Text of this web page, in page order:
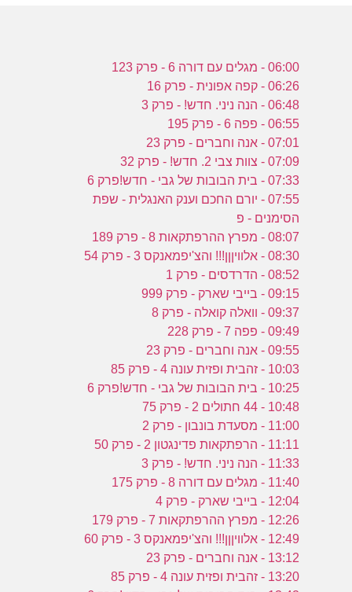
06:00 - מגלים עם דורה 6 - פרק 123
06:26 - קפה אפונית - פרק 16
06:48 - הנה ניני. חדש! - פרק 3
06:55 - פפה 6 - פרק 195
07:01 - אנה וחברים - פרק 23
07:09 - צוות צבי 2. חדש! - פרק 32
07:33 - בית הבובות של גבי - חדש!פרק 6
07:55 - יורם החכם וענק האנגלית - שפת
הסימנים - פ
08:07 - מפרץ ההרפתקאות 8 - פרק 189
08:30 - אלוויןןן!!! והצ'יפמאנקס 3 - פרק 54
08:52 - הדרדסים - פרק 1
09:15 - בייבי שארק - פרק 999
09:37 - וואלה קואלה - פרק 8
09:49 - פפה 7 - פרק 228
09:55 - אנה וחברים - פרק 23
10:03 - זהבית ופזית עונה 4 - פרק 85
10:25 - בית הבובות של גבי - חדש!פרק 6
10:48 - 44 חתולים 2 - פרק 75
11:00 - מסעדת בונבון - פרק 2
11:11 - הרפתקאות פדינגטון 2 - פרק 50
11:33 - הנה ניני. חדש! - פרק 3
11:40 - מגלים עם דורה 8 - פרק 175
12:04 - בייבי שארק - פרק 4
12:26 - מפרץ ההרפתקאות 7 - פרק 179
12:49 - אלוויןןן!!! והצ'יפמאנקס 3 - פרק 60
13:12 - אנה וחברים - פרק 23
13:20 - זהבית ופזית עונה 4 - פרק 85